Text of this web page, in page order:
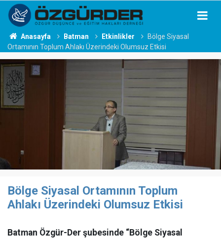
Anasayfa Batman Etkinlikler
Bölge Siyasal
Ortamının Toplum Ahlakı Üzerindeki Olumsuz Etkisi
Bölge Siyasal Ortamının Toplum
Ahlakı Üzerindeki Olumsuz Etkisi
Batman Özgür-Der şubesinde “Bölge Siyasal